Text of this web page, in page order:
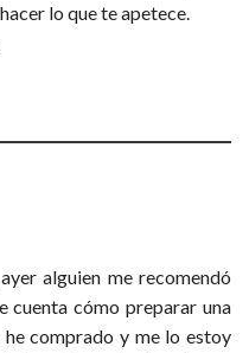
lo que te apetece.
alguien me recomendó
cuenta cómo preparar una
comprado y me lo estoy